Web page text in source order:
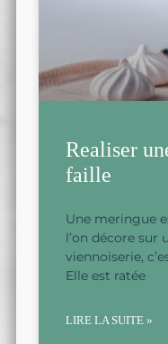
Realiser
faille
Une meringue
l’on décore sur
viennoiserie,
Elle est ratée
LIRE LA SUITE »